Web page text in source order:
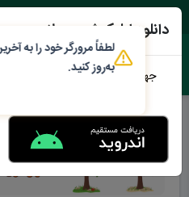
دانلود اپلیکیشن محلات من
جهت دانلود نرم افزار محلات من
به‌روز کنید.